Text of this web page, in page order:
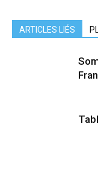
ARTICLES LIÉS